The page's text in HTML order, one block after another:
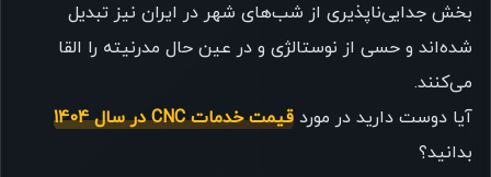
بخش جدایی‌ناپذیری از شب‌های شهر در ایران نیز تبدیل
شده‌اند و حسی از نوستالژی و در عین حال مدرنیته را القا
می‌کنند.
آیا دوست دارید در مورد قیمت خدمات CNC در سال 1404
بدانید؟